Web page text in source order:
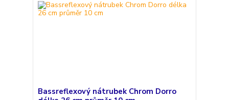
Bassreflexový nátrubek Chrom Dorro